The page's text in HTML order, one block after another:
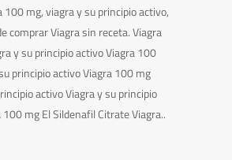
100 mg, viagra y su principio activo,
comprar Viagra sin receta. Viagra
y su principio activo Viagra 100
principio activo Viagra 100 mg
activo Viagra y su principio
mg El Sildenafil Citrate Viagra..